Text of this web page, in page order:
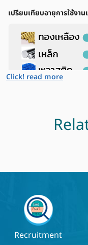
เปรียบเทียบอายุการใช้งาน
Click! read more
Recruitment